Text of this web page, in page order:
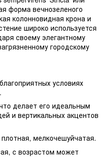
форма вечнозеленого
колонновидная крона и
широко используется
своему элегантному
городскому
условиях
делает его идеальным
и вертикальных акцентов
мелкочешуйчатая.
с возрастом может